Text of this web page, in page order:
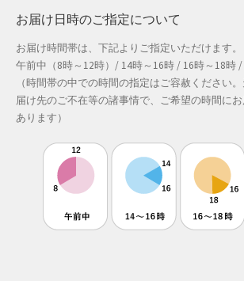
敬老の日特集
新春・初売り特集
新着
春服ファッション特集
母の日特集
お届け日時のご指定について
お届け時間帯は、下記よりご指定いただけます。
午前中（8時～12時）/ 14時～16時 / 16時～18時
（時間帯の中での時間の指定はご容赦ください
届け先のご不在等の諸事情で、ご希望の時間に
あります）